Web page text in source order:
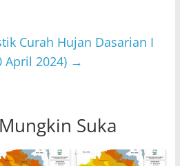
Curah Hujan Dasarian I
April 2024) →
Suka